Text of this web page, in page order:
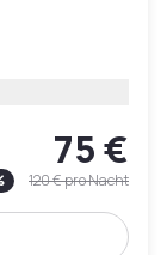
75 €
120 €pro Nacht